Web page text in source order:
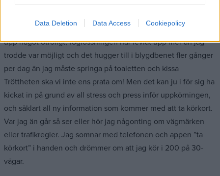
Data Deletion Data Access Cookiepolicy
exploderar-snart-gravid så det är helt sjukt. Jag har svullnat
upp något otroligt, foglossningen har levlat upp mer än jag
trodde var möjligt och det hugger till i blygdbenet fler gånger
per dag än jag måste springa på toaletten och kissa
Tröttheten ska vi inte ens prata om! Men det kan ju i för sig ha
kickat in på grund av all stress och press inför uppkörningen,
och såklart all ny information som kommer med att ta körkort.
Var jag än går så ser eller hör jag någonting om vägmärken
eller trafikregler. Jag somnar med telefonen och appen ”ta
körkort” i handen och drömmer om att jag kör i 200 på 30-
vägar.